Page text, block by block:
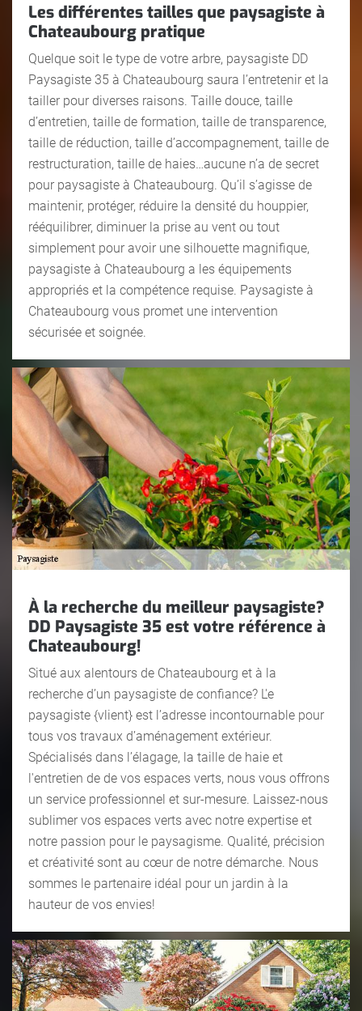
Les différentes tailles que paysagiste à
Chateaubourg pratique
Quelque soit le type de votre arbre, paysagiste DD
Paysagiste 35 à Chateaubourg saura l’entretenir et la
tailler pour diverses raisons. Taille douce, taille
d’entretien, taille de formation, taille de transparence,
taille de réduction, taille d’accompagnement, taille de
restructuration, taille de haies…aucune n’a de secret
pour paysagiste à Chateaubourg. Qu’il s’agisse de
maintenir, protéger, réduire la densité du houppier,
rééquilibrer, diminuer la prise au vent ou tout
simplement pour avoir une silhouette magnifique,
paysagiste à Chateaubourg a les équipements
appropriés et la compétence requise. Paysagiste à
Chateaubourg vous promet une intervention
sécurisée et soignée.
À la recherche du meilleur paysagiste?
DD Paysagiste 35 est votre référence à
Chateaubourg!
Situé aux alentours de Chateaubourg et à la
recherche d’un paysagiste de confiance? L'e
paysagiste {vlient} est l’adresse incontournable pour
tous vos travaux d’aménagement extérieur.
Spécialisés dans l’élagage, la taille de haie et
l'entretien de de vos espaces verts, nous vous offrons
un service professionnel et sur-mesure. Laissez-nous
sublimer vos espaces verts avec notre expertise et
notre passion pour le paysagisme. Qualité, précision
et créativité sont au cœur de notre démarche. Nous
sommes le partenaire idéal pour un jardin à la
hauteur de vos envies!